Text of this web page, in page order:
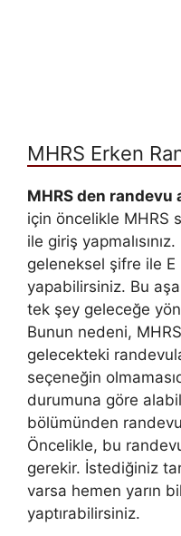
MHRS Erken
MHRS den
için öncelikle MHRS
ile giriş
geleneksel şifre ile
yapabilirsiniz. Bu
tek şey geleceğe
Bunun nedeni,
gelecekteki
seçeneğin
durumuna göre
bölümünden
Öncelikle, bu
gerekir. İstediğiniz
varsa hemen yarın
yaptırabilirsiniz.